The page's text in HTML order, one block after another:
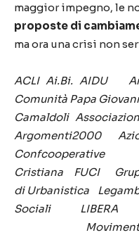
maggior impegno, le
proposte di
ma ora una crisi non
ACLI Ai.Bi. AIDU
Comunità Papa
Camaldoli
Argomenti2000
Cristiana FUCI
di Urbanistica
Sociali LIBERA
Movimento